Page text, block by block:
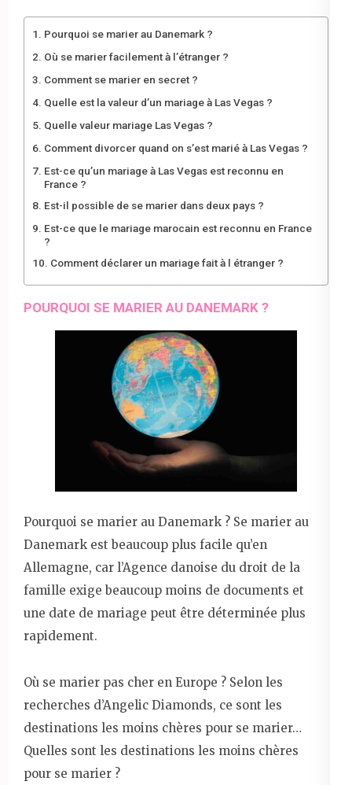
Pourquoi se marier au Danemark ?
Où se marier facilement à l’étranger ?
Comment se marier en secret ?
Quelle est la valeur d’un mariage à Las Vegas ?
Quelle valeur mariage Las Vegas ?
Comment divorcer quand on s’est marié à Las Vegas ?
Est-ce qu’un mariage à Las Vegas est reconnu en
France ?
Est-il possible de se marier dans deux pays ?
Est-ce que le mariage marocain est reconnu en France
?
Comment déclarer un mariage fait à l étranger ?
POURQUOI SE MARIER AU DANEMARK ?
Pourquoi se marier au Danemark ? Se marier au
Danemark est beaucoup plus facile qu’en
Allemagne, car l’Agence danoise du droit de la
famille exige beaucoup moins de documents et
une date de mariage peut être déterminée plus
rapidement.
Où se marier pas cher en Europe ? Selon les
recherches d’Angelic Diamonds, ce sont les
destinations les moins chères pour se marier…
Quelles sont les destinations les moins chères
pour se marier ?